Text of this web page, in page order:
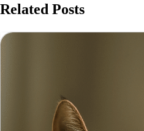
Related Posts